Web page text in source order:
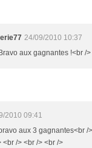
24/09/2010 10:37
aux gagnantes !<br /
2010 09:41
aux 3 gagnantes<br /
/> <br /> <br />